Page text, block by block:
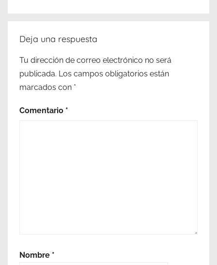
i
,
i
g
Deja una respuesta
Tu dirección de correo electrónico no será
publicada. Los campos obligatorios están
marcados con *
Comentario *
Nombre *